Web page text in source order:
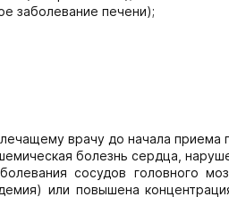
заболевание печени);
врачу до начала приема
болезнь сердца,
сосудов головного
или повышена